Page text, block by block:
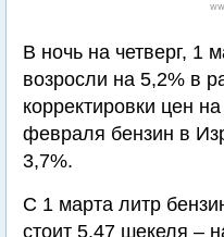
В ночь на четверг, 1
возросли на 5,2% в
корректировки цен
февраля бензин в
3,7%.
С 1 марта литр
стоит 5,47 шекеля –